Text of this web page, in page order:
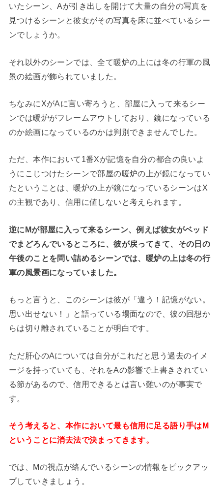
いたシーン、Aが引き出しを開けて大量の自分の写真を
見つけるシーンと彼女がその写真を床に並べているシー
ンでしょうか。
それ以外のシーンでは、全て暖炉の上には冬の行軍の風
景の絵画が飾られていました。
ちなみにXがAに言い寄ろうと、部屋に入って来るシー
ンでは暖炉がフレームアウトしており、鏡になっている
のか絵画になっているのかは判別できませんでした。
ただ、本作において1番Xが記憶を自分の都合の良いよ
うにこじつけたシーンで部屋の暖炉の上が鏡になってい
たということは、暖炉の上が鏡になっているシーンはX
の主観であり、信用に値しないと考えられます。
逆にMが部屋に入って来るシーン、例えば彼女がベッド
でまどろんでいるところに、彼が戻ってきて、その日の
午後のことを問い詰めるシーンでは、暖炉の上は冬の行
軍の風景画になっていました。
もっと言うと、このシーンは彼が「違う！記憶がない。
思い出せない！」と語っている場面なので、彼の回想か
らは切り離されていることが明白です。
ただ肝心のAについては自分がこれだと思う過去のイメ
ージを持っていても、それをAの影響で上書きされてい
る節があるので、信用できるとは言い難いのが事実で
す。
そう考えると、本作において最も信用に足る語り手はM
ということに消去法で決まってきます。
では、Mの視点が絡んでいるシーンの情報をピックアッ
プしていきましょう。